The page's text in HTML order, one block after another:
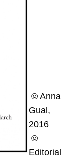
© Anna
Gual,
2016
©
Editorial